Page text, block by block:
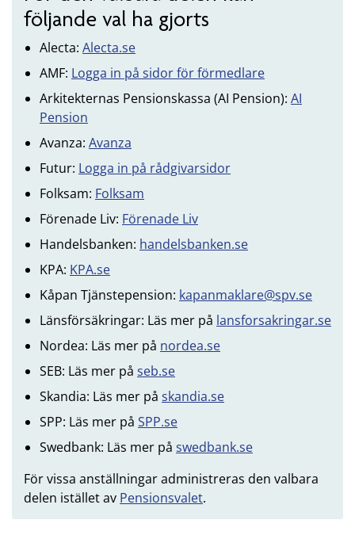
följande val ha gjorts
Alecta: Alecta.se
AMF: Logga in på sidor för förmedlare
Arkitekternas Pensionskassa (AI Pension): AI
Pension
Avanza: Avanza
Futur: Logga in på rådgivarsidor
Folksam: Folksam
Förenade Liv: Förenade Liv
Handelsbanken: handelsbanken.se
KPA: KPA.se
Kåpan Tjänstepension: kapanmaklare@spv.se
Länsförsäkringar: Läs mer på lansforsakringar.se
Nordea: Läs mer på nordea.se
SEB: Läs mer på seb.se
Skandia: Läs mer på skandia.se
SPP: Läs mer på SPP.se
Swedbank: Läs mer på swedbank.se
För vissa anställningar administreras den valbara
delen istället av Pensionsvalet.